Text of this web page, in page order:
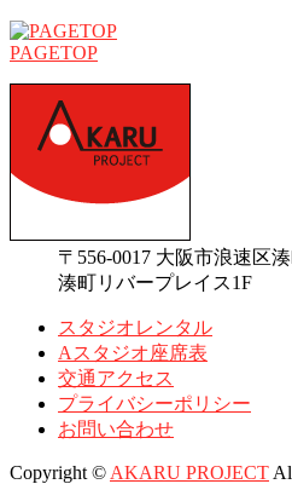
PAGETOP
〒556-0017 大阪市浪速区湊
湊町リバープレイス1F
スタジオレンタル
Aスタジオ座席表
交通アクセス
プライバシーポリシー
お問い合わせ
Copyright © AKARU PROJECT